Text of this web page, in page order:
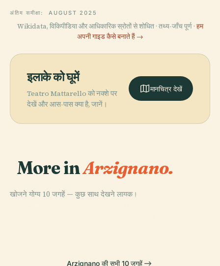
अंतिम समीक्षा: AUGUST 2025
Wikidata, विकिपीडिया और आधिकारिक स्रोतों से शोधित · तथ्य-जाँच पूर्ण · हम
अपनी गाइड कैसे बनाते हैं →
इलाके को घूमें
Teatro Mattarello को नक्शे पर
देखें और आस-पास क्या है, जानें।
मानचित्र देखें
More inArzignano.
खोजने योग्य 10 जगहें — कुछ साथ देखने लायक।
PLACE PLACE
Arzignano की सभी 10 जगहें